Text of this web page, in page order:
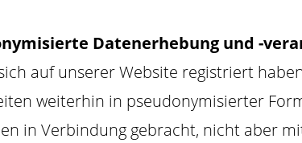
Datenerhebung und -
auf unserer Website registriert
weiterhin in pseudonymisierter
in Verbindung gebracht, nicht aber